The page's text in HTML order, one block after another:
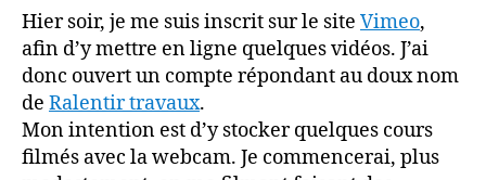
sur
Vimeo
Hier soir, je me suis inscrit sur le site Vimeo,
afin d’y mettre en ligne quelques vidéos. J’ai
donc ouvert un compte répondant au doux nom
de Ralentir travaux.
Mon intention est d’y stocker quelques cours
filmés avec la webcam. Je commencerai, plus